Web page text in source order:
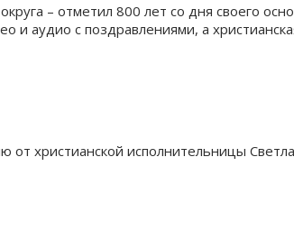
– отметил 800 лет со дня своего
аудио с поздравлениями, а
от христианской исполнительницы